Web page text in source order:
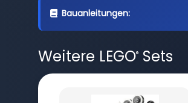
Bauanleitungen:
Weitere LEGO®Sets